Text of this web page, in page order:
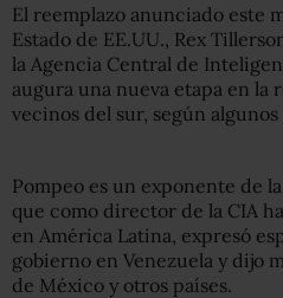
El reemplazo anunciado este
Estado de EE.UU., Rex
la Agencia Central de
augura una nueva etapa en la
vecinos del sur, según
Pompeo es un exponente de
que como director de la CIA
en América Latina, expresó
gobierno en Venezuela y dijo
de México y otros países.